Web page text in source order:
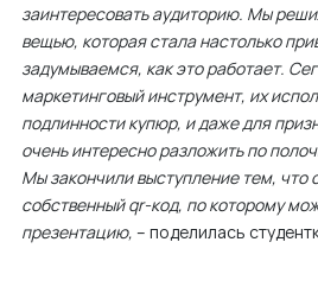
заинтересовать аудиторию. Мы
вещью, которая стала настолько
задумываемся, как это работает.
маркетинговый инструмент, их
подлинности купюр, и даже для
очень интересно разложить по
Мы закончили выступление тем, что
собственный qr-код, по которому
презентацию, – поделилась